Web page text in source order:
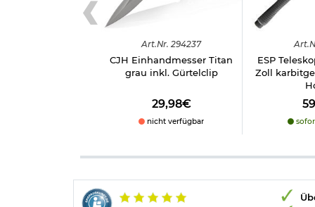
Art.Nr. 294237
CJH Einhandmesser Titan
grau inkl. Gürtelclip
29,98€
nicht verfügbar
Art.
ESP
Zoll